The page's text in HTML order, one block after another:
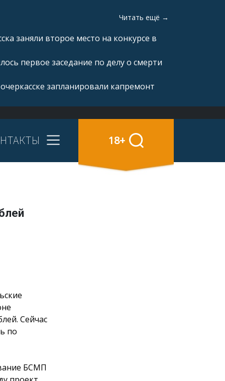
Читать ещё →
заняли второе место на конкурсе в
первое заседание по делу о смерти
запланировали капремонт
18+
Сейчас
по
БСМП